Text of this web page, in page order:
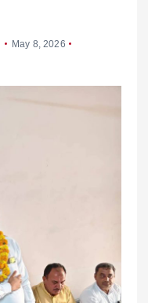
May 8, 2026